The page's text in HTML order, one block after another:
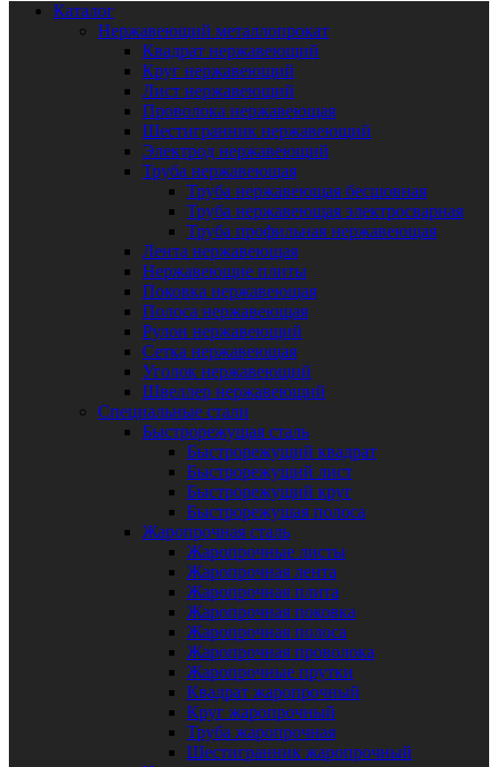
Каталог
Нержавеющий металлопрокат
Квадрат нержавеющий
Круг нержавеющий
Лист нержавеющий
Проволока нержавеющая
Шестигранник нержавеющий
Электрод нержавеющий
Труба нержавеющая
Труба нержавеющая бесшовная
Труба нержавеющая электросварная
Труба профильная нержавеющая
Лента нержавеющая
Нержавеющие плиты
Поковка нержавеющая
Полоса нержавеющая
Рулон нержавеющий
Сетка нержавеющая
Уголок нержавеющий
Швеллер нержавеющий
Специальные стали
Быстрорежущая сталь
Быстрорежущий квадрат
Быстрорежущий лист
Быстрорежущий круг
Быстрорежущая полоса
Жаропрочная сталь
Жаропрочные листы
Жаропрочная лента
Жаропрочная плита
Жаропрочная поковка
Жаропрочная полоса
Жаропрочная проволока
Жаропрочные прутки
Квадрат жаропрочный
Круг жаропрочный
Труба жаропрочная
Шестигранник жаропрочный